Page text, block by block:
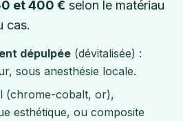
et 400 € selon le matériau
cas.
dépulpée (dévitalisée) :
sous anesthésie locale.
(chrome-cobalt, or),
esthétique, ou composite